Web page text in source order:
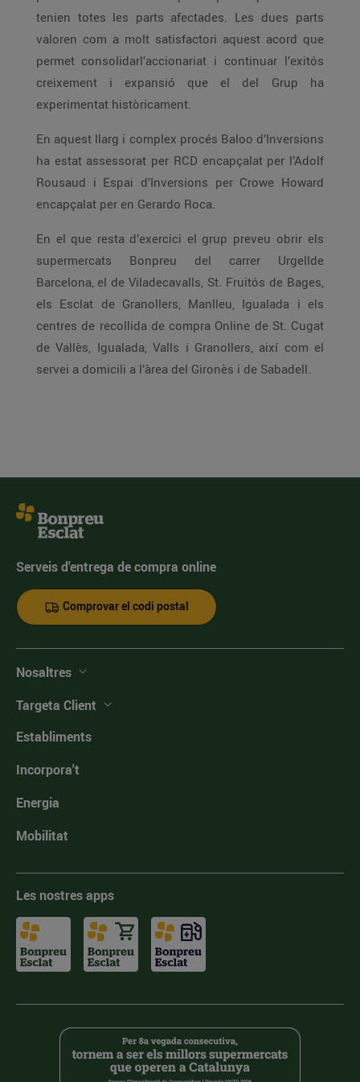
tenien totes les parts afectades. Les dues parts
valoren com a molt satisfactori aquest acord que
permet consolidarl’accionariat i continuar l’exitós
creixement i expansió que el del Grup ha
experimentat històricament.
En aquest llarg i complex procés Baloo d’Inversions
ha estat assessorat per RCD encapçalat per l’Adolf
Rousaud i Espai d’Inversions per Crowe Howard
encapçalat per en Gerardo Roca.
En el que resta d’exercici el grup preveu obrir els
supermercats Bonpreu del carrer Urgellde
Barcelona, el de Viladecavalls, St. Fruitós de Bages,
els Esclat de Granollers, Manlleu, Igualada i els
centres de recollida de compra Online de St. Cugat
de Vallès, Igualada, Valls i Granollers, així com el
servei a domicili a l’àrea del Gironès i de Sabadell.
Serveis d'entrega de compra online
Comprovar el codi postal
Nosaltres
Targeta Client
Establiments
Incorpora't
Energia
Mobilitat
Les nostres apps